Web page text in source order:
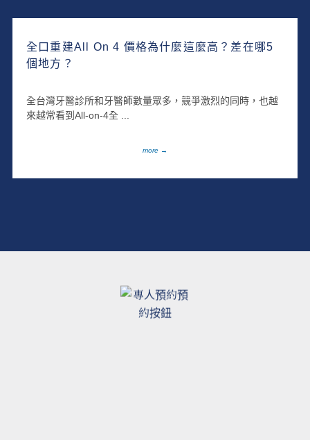
全口重建All On 4 價格為什麼這麼高？差在哪5
個地方？
全台灣牙醫診所和牙醫師數量眾多，競爭激烈的同時，也越
來越常看到All-on-4全 ...
more →